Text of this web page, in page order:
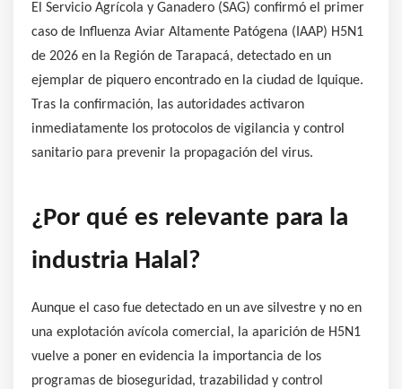
El Servicio Agrícola y Ganadero (SAG) confirmó el primer
caso de Influenza Aviar Altamente Patógena (IAAP) H5N1
de 2026 en la Región de Tarapacá, detectado en un
ejemplar de piquero encontrado en la ciudad de Iquique.
Tras la confirmación, las autoridades activaron
inmediatamente los protocolos de vigilancia y control
sanitario para prevenir la propagación del virus.
¿Por qué es relevante para la
industria Halal?
Aunque el caso fue detectado en un ave silvestre y no en
una explotación avícola comercial, la aparición de H5N1
vuelve a poner en evidencia la importancia de los
programas de bioseguridad, trazabilidad y control